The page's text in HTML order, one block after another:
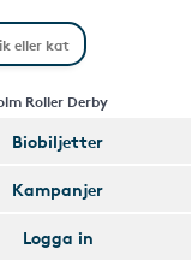
Roller Derby
Biobiljetter
Kampanjer
Logga in